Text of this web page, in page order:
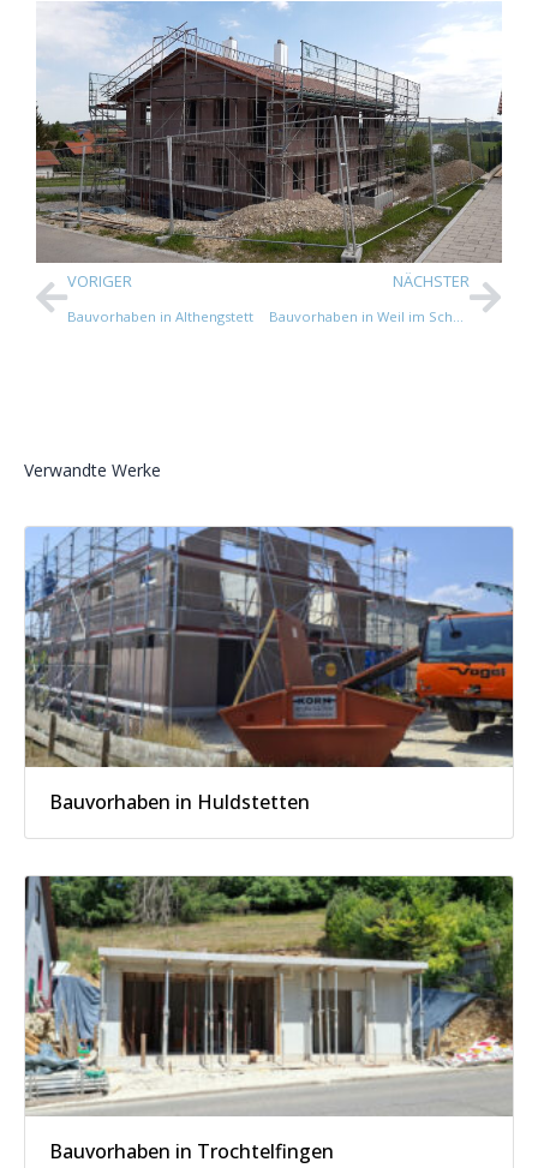
VORIGER
Bauvorhaben in Althengstett
NÄCHSTER
Bauvorhaben in Weil im Schönbuch
Verwandte Werke
Bauvorhaben in Huldstetten
Bauvorhaben in Trochtelfingen